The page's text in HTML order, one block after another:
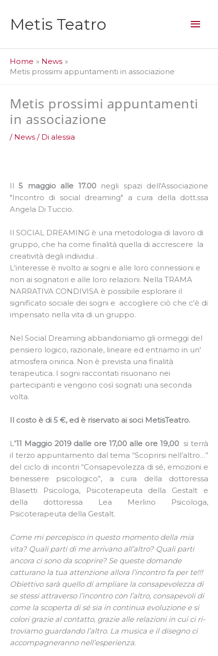
contenuto
Metis Teatro
Home
News
Metis prossimi appuntamenti in associazione
Metis prossimi appuntamenti
in associazione
/ News / Di alessia
Il5 maggio alle 17.00negli spazi dell'Associazione
"Incontro di social dreaming" a cura della dott.ssa
Angela Di Tuccio.
Il SOCIAL DREAMING è una metodologia di lavoro di
gruppo, che ha come finalità quella di accrescere la
creatività degli individui .
L'interesse è rivolto ai sogni e alle loro connessioni e
non ai sognatori e alle loro relazioni. Nella TRAMA
NARRATIVA CONDIVISA è possibile esplorare il
significato sociale dei sogni e accogliere ciò che c'è di
impensato nella vita di un gruppo.
Nel Social Dreaming abbandoniamo gli ormeggi del
pensiero logico, razionale, lineare ed entriamo in un'
atmosfera onirica. Non è prevista una finalità
terapeutica. I sogni raccontati risuonano nei
partecipanti e vengono così sognati una seconda
volta.
Il costo è di 5 €, ed è riservato ai soci MetisTeatro.
L ’11 Maggio 2019 dalle ore 17,00 alle ore 19,00si terrà
il terzo appuntamento dal tema “Scoprirsi nell’altro…”
del ciclo di incontri “Consapevolezza di sé, emozioni e
benessere psicologico”, a cura della dottoressa
Blasetti Psicologa, Psicoterapeuta della Gestalt e
della dottoressa Lea Merlino Psicologa,
Psicoterapeuta della Gestalt.
Come mi percepisco in questo momento della mia
vita? Quali parti di me arrivano all’altro? Quali parti
ancora ci sono da scoprire? Se queste domande
catturano la tua attenzione allora l’incontro fa per te!!!
Obiettivo sarà quello di ampliare la consapevolezza di
se stessi attraverso l’incontro con l’altro, consapevoli di
come la scoperta di sé sia in continua evoluzione e si
colori grazie al contatto, grazie alle relazioni in cui ci ri-
troviamo guardando l’altro. La musica e il disegno ci
accompagneranno nell’esperienza.